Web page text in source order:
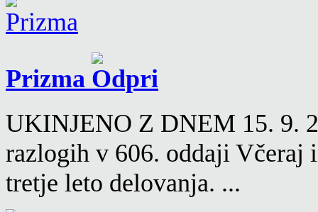
Prizma
UKINJENO Z DNEM 15. 9.
razlogih v 606. oddaji Včeraj
tretje leto delovanja. ...